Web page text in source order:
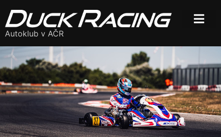
Autoklub v AČR